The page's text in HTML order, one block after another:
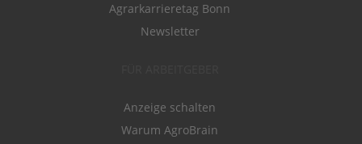
Agrarkarrieretag Bonn
Newsletter
Anzeige schalten
Warum AgroBrain